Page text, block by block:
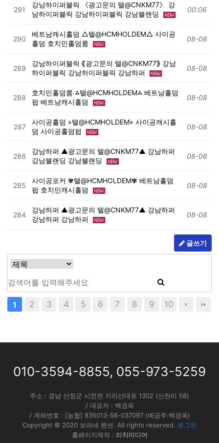
291
강남하이퍼블릭 《광고문의 텔@CNKM77》 강
남하이퍼블릭 강남하이퍼블릭 강남블랜딩
00:06
290
베트남캐시홀덤 △텔@HCMHOLDEM△ 사이공
홀덤 호치민홀덤룸
08-08
289
강남하이퍼블릭 ⟪광고문의 텔@CNKM77⟫ 강남
하이퍼블릭 강남하이퍼블릭 강남하퍼
08-08
288
호치민홀덤룸 ⁂텔@HCMHOLDEM⁂ 베트남홀덤
펍 베트남캐시홀덤
08-08
287
사이공홀덤 »텔@HCMHOLDEM» 사이공캐시홀
덤 사이공홀덤펍
08-08
286
강남하퍼 ▲광고문의 텔@CNKM77▲ 강남하퍼
강남블랜딩 강남블랜딩
08-08
285
사이공포커 ✾텔@HCMHOLDEM✾ 베트남홀덤
펍 호치민캐시홀덤
08-08
284
강남하퍼 ▲광고문의 텔@CNKM77▲ 강남하퍼
강남하퍼 강남하퍼
08-08
글쓰기
1 2 3 4 5 6 7 8 9 10
010-3594-8855, 055-973-5259
주소 : 경남 산청군 시천면 지리산대로 1302 (신천리 58)
/ 대표자 : 백경옥
/ 계좌번호 : [농협] 835013-56-037097 (예금주:백경옥)
Copyright © 2020 보라네 펜션. All rights reserved. 로그인
홈페이지제작 : 리치미디어